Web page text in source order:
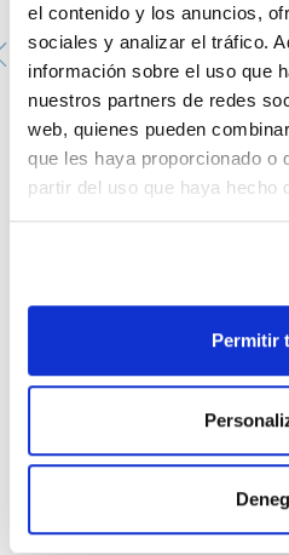
el contenido y los anuncios,
sociales y analizar el tráfico.
información sobre el uso que
nuestros partners de redes
web, quienes pueden
que les haya proporcionado o
partir del uso que haya hecho
Permitir
Gel de sílice con indicador de
GE00431000
Envase : x 1kg :: Plastic bottle
Disponibilidad:Ver stock
TDS / Ficha técnica
SDS/ Hoja de seguridad